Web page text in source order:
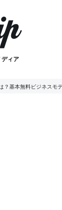
ィア
？基本無料ビジネスモ